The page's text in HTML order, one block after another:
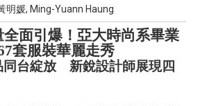
明媛, Ming-Yuann Haung
面引爆！亞大時尚系畢業
套服裝華麗走秀
同台綻放 新銳設計師展現四